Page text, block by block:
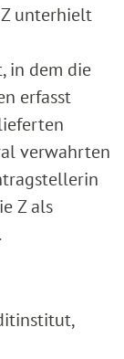
unterhielt
in dem die
erfasst
verwahrten
Z als